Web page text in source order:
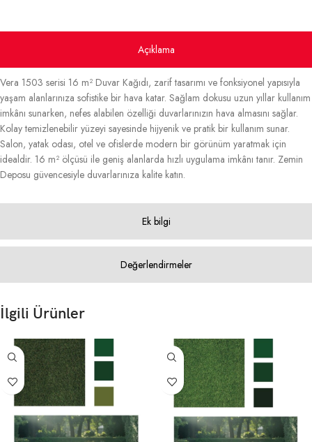
Açıklama
Ek bilgi
Değerlendirmeler
Vera 1503 serisi 16 m² Duvar Kağıdı, zarif tasarımı ve fonksiyonel yapısıyla
yaşam alanlarınıza sofistike bir hava katar. Sağlam dokusu uzun yıllar kullanım
imkânı sunarken, nefes alabilen özelliği duvarlarınızın hava almasını sağlar.
Kolay temizlenebilir yüzeyi sayesinde hijyenik ve pratik bir kullanım sunar.
Salon, yatak odası, otel ve ofislerde modern bir görünüm yaratmak için
idealdir. 16 m² ölçüsü ile geniş alanlarda hızlı uygulama imkânı tanır. Zemin
Deposu güvencesiyle duvarlarınıza kalite katın.
İlgili Ürünler